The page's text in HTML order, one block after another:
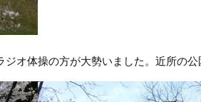
オ体操の方が大勢いました。近所の